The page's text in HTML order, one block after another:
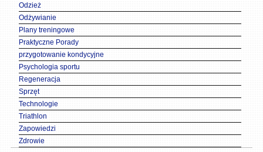
Odzież
Odżywianie
Plany treningowe
Praktyczne Porady
przygotowanie kondycyjne
Psychologia sportu
Regeneracja
Sprzęt
Technologie
Triathlon
Zapowiedzi
Zdrowie